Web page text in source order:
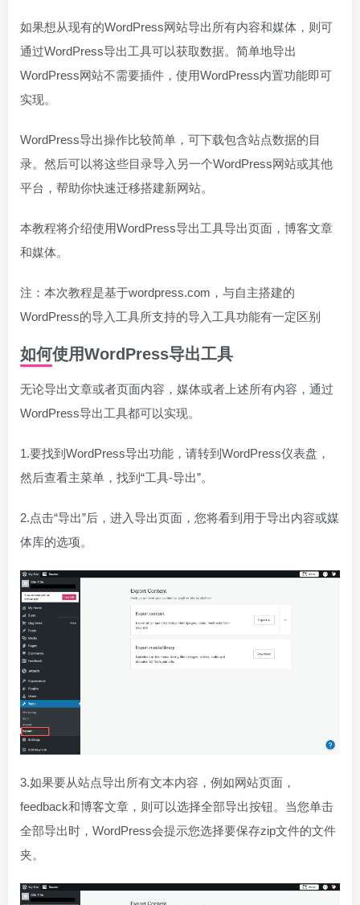
如果想从现有的WordPress网站导出所有内容和媒体，则可
通过WordPress导出工具可以获取数据。简单地导出
WordPress网站不需要插件，使用WordPress内置功能即可
实现。
WordPress导出操作比较简单，可下载包含站点数据的目
录。然后可以将这些目录导入另一个WordPress网站或其他
平台，帮助你快速迁移搭建新网站。
本教程将介绍使用WordPress导出工具导出页面，博客文章
和媒体。
注：本次教程是基于wordpress.com，与自主搭建的
WordPress的导入工具所支持的导入工具功能有一定区别
如何使用WordPress导出工具
无论导出文章或者页面内容，媒体或者上述所有内容，通过
WordPress导出工具都可以实现。
1.要找到WordPress导出功能，请转到WordPress仪表盘，
然后查看主菜单，找到“工具-导出”。
2.点击“导出”后，进入导出页面，您将看到用于导出内容或媒
体库的选项。
3.如果要从站点导出所有文本内容，例如网站页面，
feedback和博客文章，则可以选择全部导出按钮。当您单击
全部导出时，WordPress会提示您选择要保存zip文件的文件
夹。